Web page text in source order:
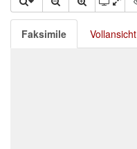
Faksimile Vollansicht